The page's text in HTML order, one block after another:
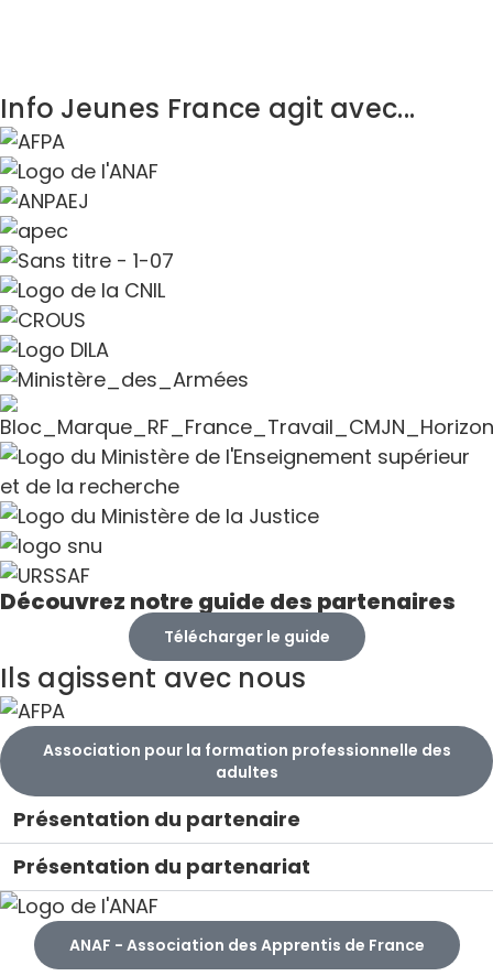
Info Jeunes France agit avec...
Découvrez notre guide des partenaires
Télécharger le guide
Ils agissent avec nous
Association pour la formation professionnelle des
adultes
Présentation du partenaire
Présentation du partenariat
ANAF - Association des Apprentis de France